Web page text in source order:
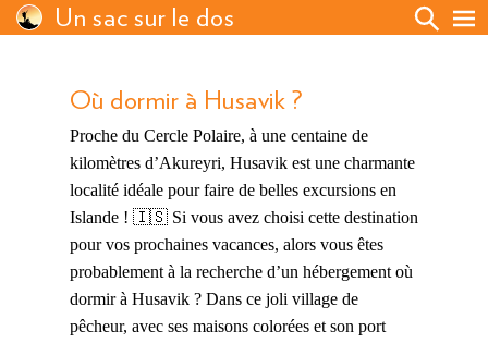
Un sac sur le dos
Où dormir à Husavik ?
Proche du Cercle Polaire, à une centaine de
kilomètres d’Akureyri, Husavik est une charmante
localité idéale pour faire de belles excursions en
Islande ! 🇮🇸 Si vous avez choisi cette destination
pour vos prochaines vacances, alors vous êtes
probablement à la recherche d’un hébergement où
dormir à Husavik ? Dans ce joli village de
pêcheur, avec ses maisons colorées et son port